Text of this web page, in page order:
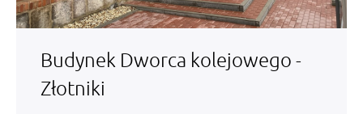
Budynek Dworca kolejowego -
Złotniki